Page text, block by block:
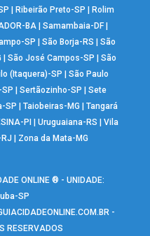
| Ribeirão Preto-SP | Rolim
BA |Samambaia-DF |
SP | São Borja-RS | São
| São José Campos-SP | São
(Itaquera)-SP | São Paulo
| Sertãozinho-SP | Sete
SP |Taiobeiras-MG |Tangará
PI | Uruguaiana-RS | Vila
| Zona da Mata-MG
ONLINE ® - UNIDADE:
SP
-
RESERVADOS